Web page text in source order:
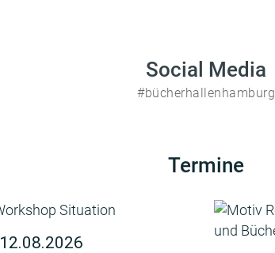
Social Media
#bücherhallenhamburg
Termine
12.08.2026